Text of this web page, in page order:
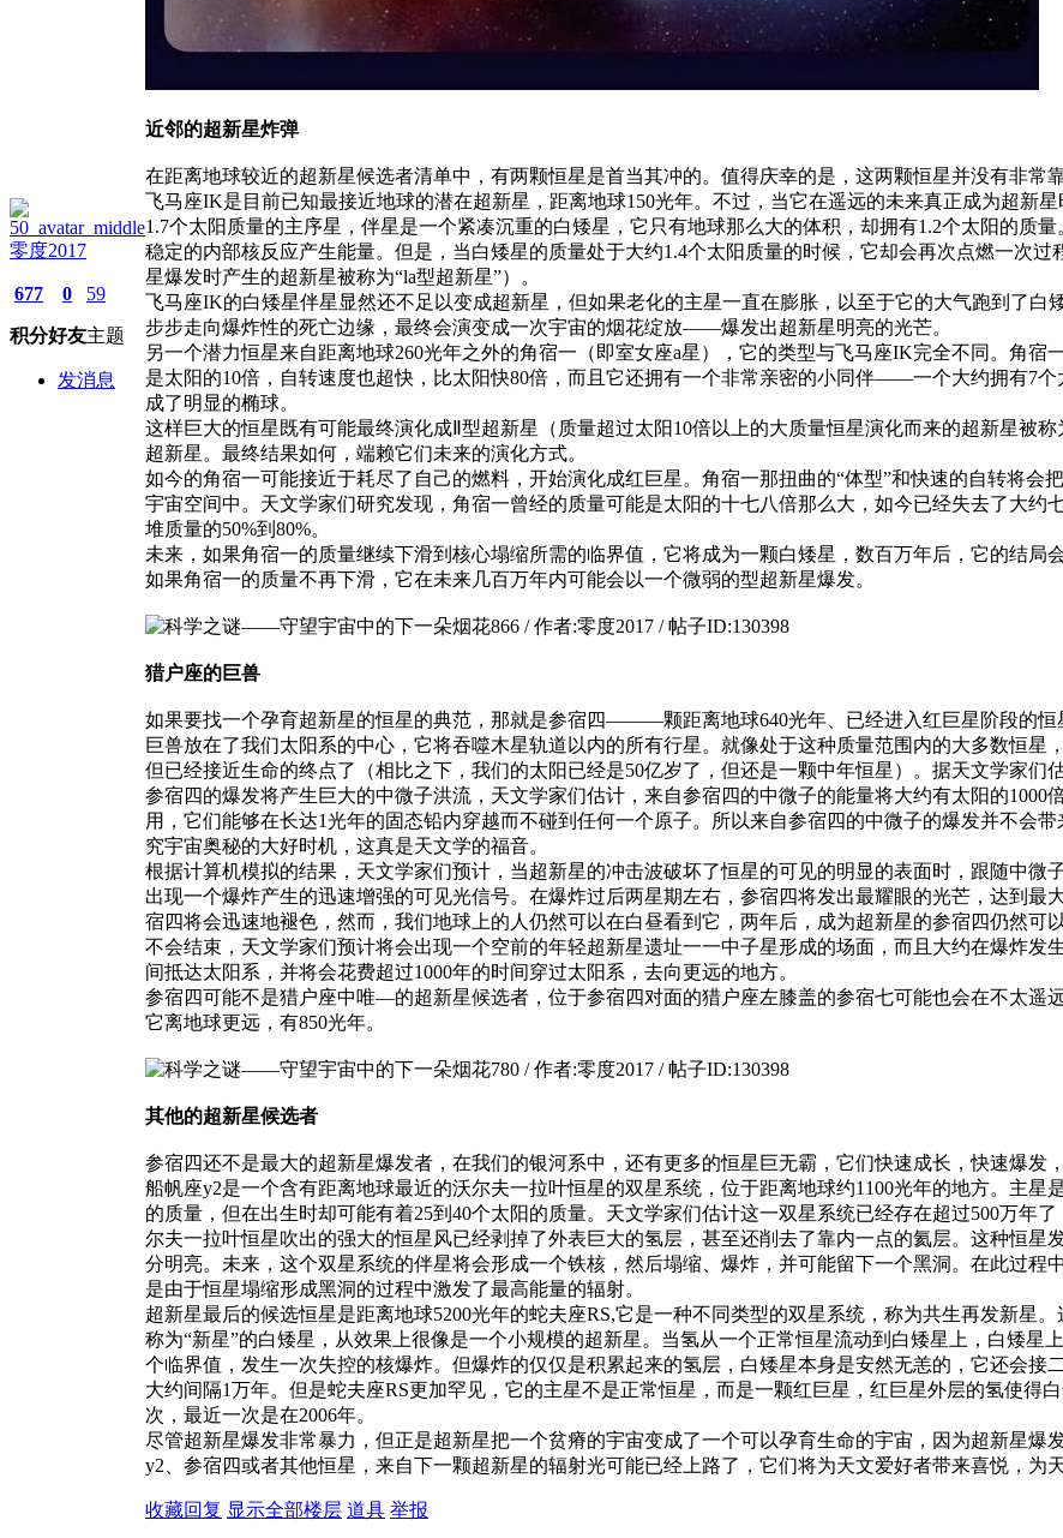
零度2017
677
积分
0
好友
59
主题
发消息
近邻的超新星炸弹
在距离地球较近的超新星候选者清单中，有两颗恒星是首当其冲的。值得庆幸的是，这两颗恒星并没有非常
飞马座IK是目前已知最接近地球的潜在超新星，距离地球150光年。不过，当它在遥远的未来真正成为超新
1.7个太阳质量的主序星，伴星是一个紧凑沉重的白矮星，它只有地球那么大的体积，却拥有1.2个太阳的质
稳定的内部核反应产生能量。但是，当白矮星的质量处于大约1.4个太阳质量的时候，它却会再次点燃一次
星爆发时产生的超新星被称为“la型超新星”）。
飞马座IK的白矮星伴星显然还不足以变成超新星，但如果老化的主星一直在膨胀，以至于它的大气跑到了
步步走向爆炸性的死亡边缘，最终会演变成一次宇宙的烟花绽放——爆发出超新星明亮的光芒。
另一个潜力恒星来自距离地球260光年之外的角宿一（即室女座a星），它的类型与飞马座IK完全不同。角宿
是太阳的10倍，自转速度也超快，比太阳快80倍，而且它还拥有一个非常亲密的小同伴——一个大约拥有7
成了明显的椭球。
这样巨大的恒星既有可能最终演化成Ⅱ型超新星（质量超过太阳10倍以上的大质量恒星演化而来的超新星被
超新星。最终结果如何，端赖它们未来的演化方式。
如今的角宿一可能接近于耗尽了自己的燃料，开始演化成红巨星。角宿一那扭曲的“体型”和快速的自转将会
宇宙空间中。天文学家们研究发现，角宿一曾经的质量可能是太阳的十七八倍那么大，如今已经失去了大约
堆质量的50%到80%。
未来，如果角宿一的质量继续下滑到核心塌缩所需的临界值，它将成为一颗白矮星，数百万年后，它的结
如果角宿一的质量不再下滑，它在未来几百万年内可能会以一个微弱的型超新星爆发。
猎户座的巨兽
如果要找一个孕育超新星的恒星的典范，那就是参宿四———颗距离地球640光年、已经进入红巨星阶段的恒
巨兽放在了我们太阳系的中心，它将吞噬木星轨道以内的所有行星。就像处于这种质量范围内的大多数恒星
但已经接近生命的终点了（相比之下，我们的太阳已经是50亿岁了，但还是一颗中年恒星）。据天文学家们
参宿四的爆发将产生巨大的中微子洪流，天文学家们估计，来自参宿四的中微子的能量将大约有太阳的
用，它们能够在长达1光年的固态铅内穿越而不碰到任何一个原子。所以来自参宿四的中微子的爆发并不会
究宇宙奥秘的大好时机，这真是天文学的福音。
根据计算机模拟的结果，天文学家们预计，当超新星的冲击波破坏了恒星的可见的明显的表面时，跟随中
出现一个爆炸产生的迅速增强的可见光信号。在爆炸过后两星期左右，参宿四将发出最耀眼的光芒，达到最
宿四将会迅速地褪色，然而，我们地球上的人仍然可以在白昼看到它，两年后，成为超新星的参宿四仍然可
不会结束，天文学家们预计将会出现一个空前的年轻超新星遗址一一中子星形成的场面，而且大约在爆炸发
间抵达太阳系，并将会花费超过1000年的时间穿过太阳系，去向更远的地方。
参宿四可能不是猎户座中唯—的超新星候选者，位于参宿四对面的猎户座左膝盖的参宿七可能也会在不太遥
它离地球更远，有850光年。
其他的超新星候选者
参宿四还不是最大的超新星爆发者，在我们的银河系中，还有更多的恒星巨无霸，它们快速成长，快速爆发
船帆座y2是一个含有距离地球最近的沃尔夫一拉叶恒星的双星系统，位于距离地球约1100光年的地方。主星
的质量，但在出生时却可能有着25到40个太阳的质量。天文学家们估计这一双星系统已经存在超过500万年
尔夫一拉叶恒星吹出的强大的恒星风已经剥掉了外表巨大的氢层，甚至还削去了靠内一点的氦层。这种恒
分明亮。未来，这个双星系统的伴星将会形成一个铁核，然后塌缩、爆炸，并可能留下一个黑洞。在此过
是由于恒星塌缩形成黑洞的过程中激发了最高能量的辐射。
超新星最后的候选恒星是距离地球5200光年的蛇夫座RS,它是一种不同类型的双星系统，称为共生再发新星
称为“新星”的白矮星，从效果上很像是一个小规模的超新星。当氢从一个正常恒星流动到白矮星上，白矮星
个临界值，发生一次失控的核爆炸。但爆炸的仅仅是积累起来的氢层，白矮星本身是安然无恙的，它还会接
大约间隔1万年。但是蛇夫座RS更加罕见，它的主星不是正常恒星，而是一颗红巨星，红巨星外层的氢使得
次，最近一次是在2006年。
尽管超新星爆发非常暴力，但正是超新星把一个贫瘠的宇宙变成了一个可以孕育生命的宇宙，因为超新星爆
y2、参宿四或者其他恒星，来自下一颗超新星的辐射光可能已经上路了，它们将为天文爱好者带来喜悦，为
收藏回复 显示全部楼层 道具 举报